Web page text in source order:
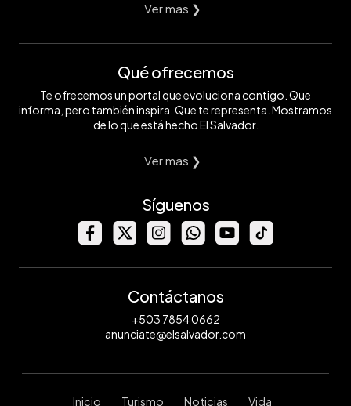
Ver mas ❯
Qué ofrecemos
Te ofrecemos un portal que evoluciona contigo. Que
informa, pero también inspira. Que te representa. Mostramos
de lo que está hecho El Salvador.
Ver mas ❯
Síguenos
Contáctanos
+503 7854 0662
anunciate@elsalvador.com
Inicio Turismo Noticias Vida